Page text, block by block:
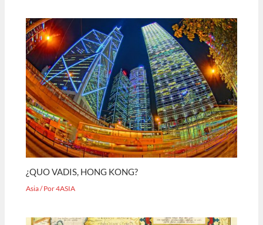
¿QUO VADIS, HONG KONG?
Asia/ Por4ASIA